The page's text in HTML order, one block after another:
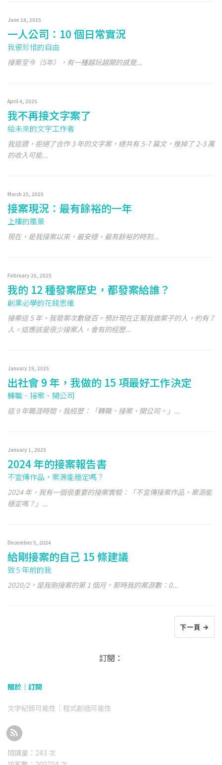
June 18, 2025
一人公司：10 個日常實況
我很珍惜的自由
接案至今（5年），有一種越玩越開的感覺...
April 4, 2025
我不再接文字案了
給未來的文字工作者
我這週，拒絕了合作 3 年的文字案，總共有 5-7 篇文，推掉了 2-3 萬
的收入可能...
March 25, 2025
接案現況：最有餘裕的一年
上樓的風景
現在，是我接案以來，最安穩、最有餘裕的時刻...
February 26, 2025
我的 12 種發案歷史，都發案給誰？
創業必學的花錢思維
接案這 5 年，我發案次數破百。預計現在正幫我做案子的人，約有 7
人。這應該是很少接案人，會有的經歷...
January 19, 2025
出社會 9 年，我做的 15 項最好工作決定
轉職、接案、開公司
這 9 年職涯時間，我經歷：「轉職、接案、開公司。」...
January 1, 2025
2024 年的接案報告書
不宣傳作品，案源能穩定嗎？
2024 年，我有一個很重要的接案實驗：「不宣傳接案作品，案源能
穩定嗎？」...
December 5, 2024
給剛接案的自己 15 條建議
致 5 年前的我
2020/2，是我剛接案的第 1 個月。那時我的案源數：0...
下一頁 →
訂閱：
關於｜ 訂閱
文字紀錄可能性｜程式創造可能性
閱讀量： 243 次